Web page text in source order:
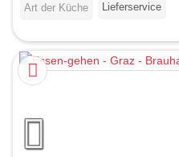
Art der Küche Lieferservice